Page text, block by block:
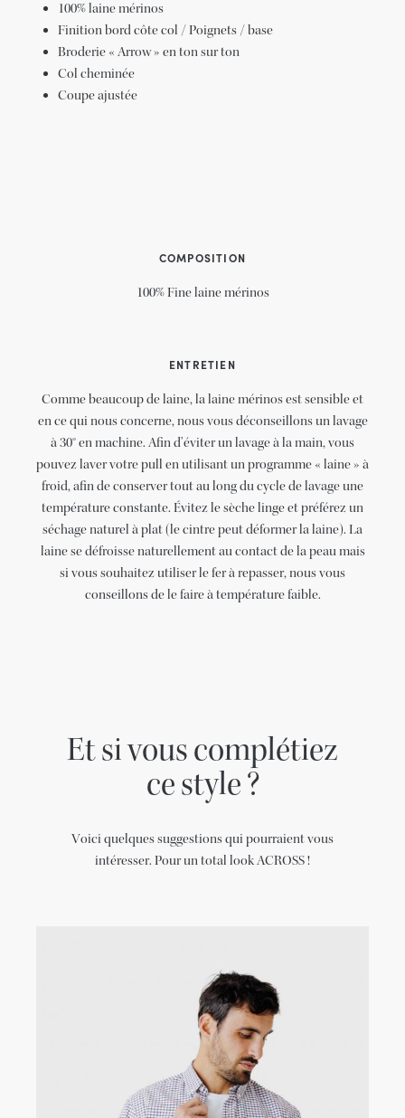
100% laine mérinos
Finition bord côte col / Poignets / base
Broderie « Arrow » en ton sur ton
Col cheminée
Coupe ajustée
COMPOSITION
100% Fine laine mérinos
ENTRETIEN
Comme beaucoup de laine, la laine mérinos est sensible et
en ce qui nous concerne, nous vous déconseillons un lavage
à 30° en machine. Afin d’éviter un lavage à la main, vous
pouvez laver votre pull en utilisant un programme « laine » à
froid, afin de conserver tout au long du cycle de lavage une
température constante. Évitez le sèche linge et préférez un
séchage naturel à plat (le cintre peut déformer la laine). La
laine se défroisse naturellement au contact de la peau mais
si vous souhaitez utiliser le fer à repasser, nous vous
conseillons de le faire à température faible.
Et si vous complétiez
ce style ?
Voici quelques suggestions qui pourraient vous
intéresser. Pour un total look ACROSS !